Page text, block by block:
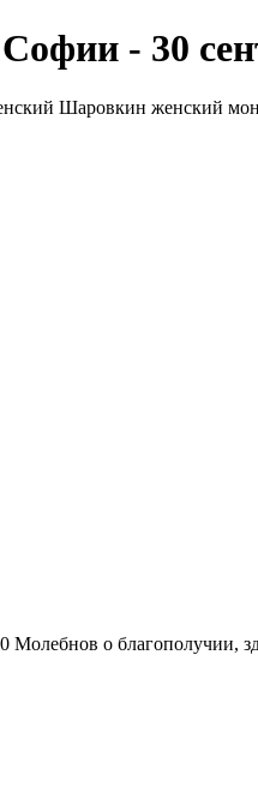
- 30
Шаровкин женский
Молебнов о благополучии,